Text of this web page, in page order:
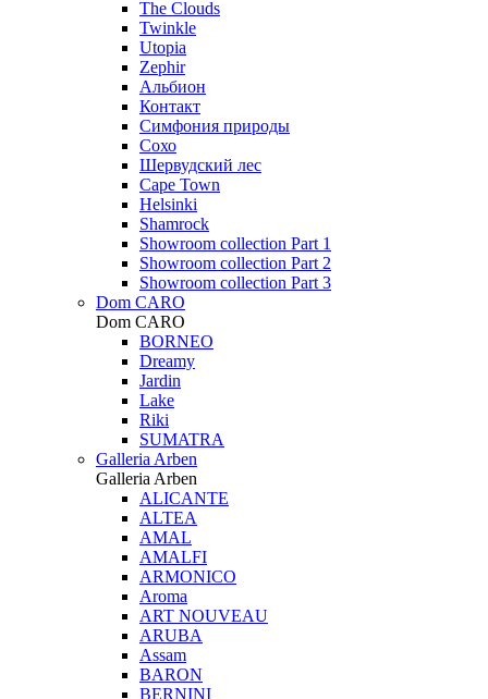
The Clouds
Twinkle
Utopia
Zephir
Альбион
Контакт
Симфония природы
Сохо
Шервудский лес
Cape Town
Helsinki
Shamrock
Showroom collection Part 1
Showroom collection Part 2
Showroom collection Part 3
Dom CARO
Dom CARO
BORNEO
Dreamy
Jardin
Lake
Riki
SUMATRA
Galleria Arben
Galleria Arben
ALICANTE
ALTEA
AMAL
AMALFI
ARMONICO
Aroma
ART NOUVEAU
ARUBA
Assam
BARON
BERNINI